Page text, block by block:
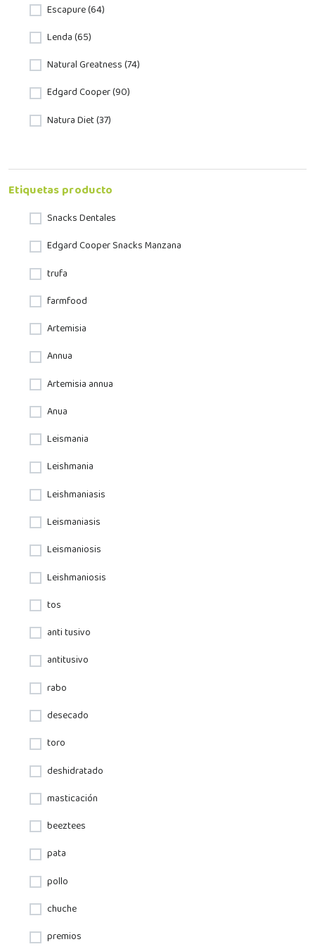
Escapure (64)
Lenda (65)
Natural Greatness (74)
Edgard Cooper (90)
Natura Diet (37)
Etiquetas producto
Snacks Dentales
Edgard Cooper Snacks Manzana
trufa
farmfood
Artemisia
Annua
Artemisia annua
Anua
Leismania
Leishmania
Leishmaniasis
Leismaniasis
Leismaniosis
Leishmaniosis
tos
anti tusivo
antitusivo
rabo
desecado
toro
deshidratado
masticación
beeztees
pata
pollo
chuche
premios